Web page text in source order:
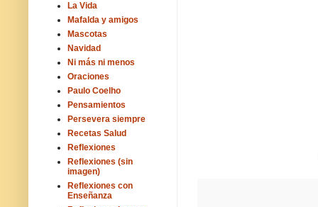
La Vida
Mafalda y amigos
Mascotas
Navidad
Ni más ni menos
Oraciones
Paulo Coelho
Pensamientos
Persevera siempre
Recetas Salud
Reflexiones
Reflexiones (sin
imagen)
Reflexiones con
Enseñanza